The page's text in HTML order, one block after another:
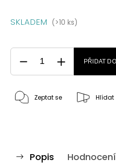
SKLADEM (>10 ks)
PŘIDAT
Zeptat se Hlídat
Popis Hodnocení